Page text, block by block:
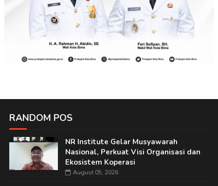
RANDOM POS
NR Institute Gelar Musyawarah
Nasional, Perkuat Visi Organisasi dan
Ekosistem Koperasi
August 05, 2026